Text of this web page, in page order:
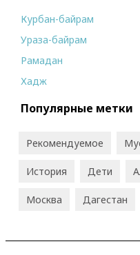
Курбан-байрам
Ураза-байрам
Рамадан
Хадж
Популярные метки
Рекомендуемое
История Дети
Москва Дагестан